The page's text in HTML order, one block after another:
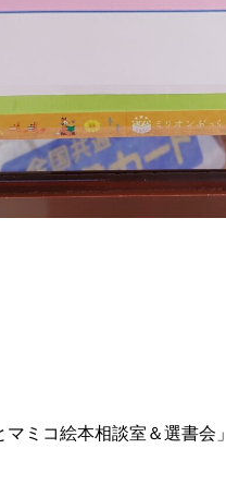
ミコ絵本相談室＆選書会」